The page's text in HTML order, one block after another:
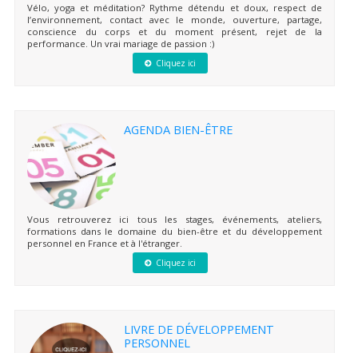
Vélo, yoga et méditation? Rythme détendu et doux, respect de
l’environnement, contact avec le monde, ouverture, partage,
conscience du corps et du moment présent, rejet de la
performance. Un vrai mariage de passion :)
Cliquez ici
AGENDA BIEN-ÊTRE
Vous retrouverez ici tous les stages, événements, ateliers,
formations dans le domaine du bien-être et du développement
personnel en France et à l'étranger.
Cliquez ici
LIVRE DE DÉVELOPPEMENT
PERSONNEL